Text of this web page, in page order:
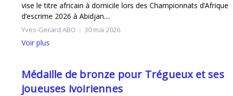
vise le titre africain à domicile lors des Championnats d’Afrique
d’escrime 2026 à Abidjan....
Yves-Gerard ABO 30 mai 2026
Voir plus
Médaille de bronze pour Trégueux et ses
joueuses ivoiriennes